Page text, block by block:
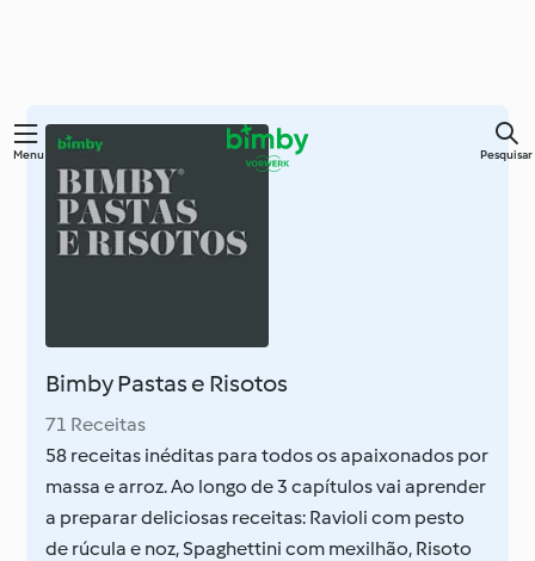
Saltar
conteúdo
principal
Menu Pesquisar
Bimby Pastas e Risotos
71 Receitas
58 receitas inéditas para todos os apaixonados por
massa e arroz. Ao longo de 3 capítulos vai aprender
a preparar deliciosas receitas: Ravioli com pesto
de rúcula e noz, Spaghettini com mexilhão, Risoto